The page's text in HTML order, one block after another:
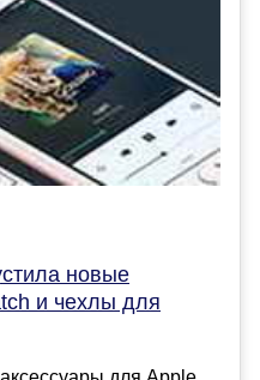
новые
и чехлы для